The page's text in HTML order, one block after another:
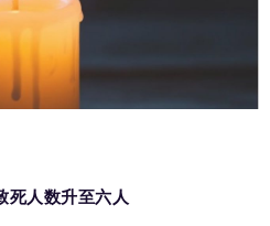
死人数升至六人